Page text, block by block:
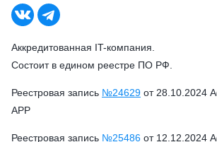
Аккредитованная IT-компания.
Состоит в едином реестре ПО РФ.
Реестровая запись №24629 от 28.10.2024
APP
Реестровая запись №25486 от 12.12.2024